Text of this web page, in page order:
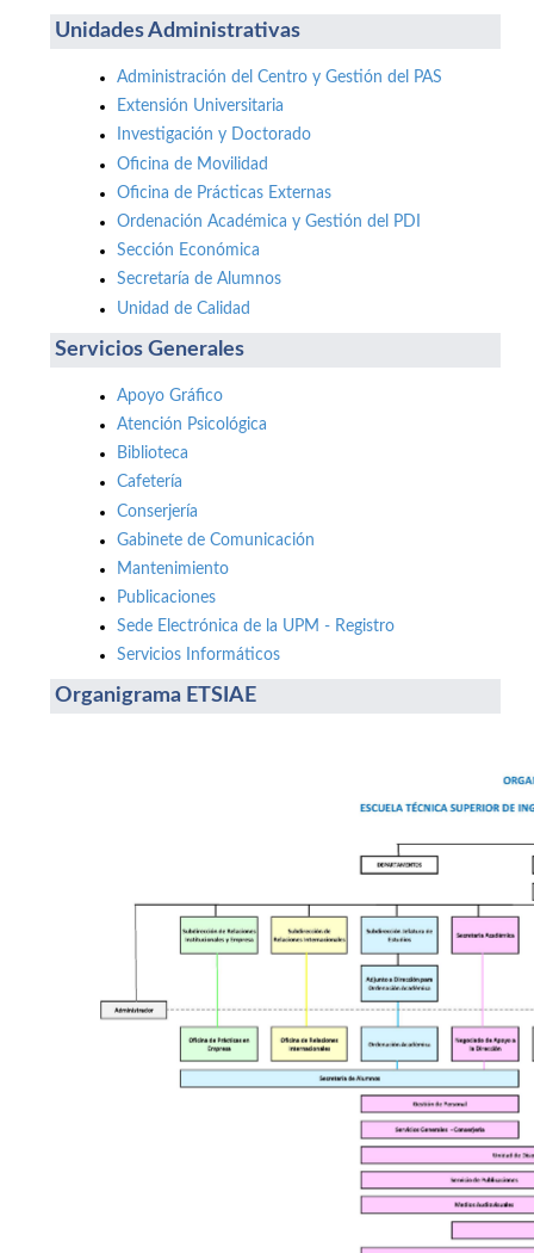
Unidades Administrativas
Administración del Centro y Gestión del PAS
Extensión Universitaria
Investigación y Doctorado
Oficina de Movilidad
Oficina de Prácticas Externas
Ordenación Académica y Gestión del PDI
Sección Económica
Secretaría de Alumnos
Unidad de Calidad
Servicios Generales
Apoyo Gráfico
Atención Psicológica
Biblioteca
Cafetería
Conserjería
Gabinete de Comunicación
Mantenimiento
Publicaciones
Sede Electrónica de la UPM - Registro
Servicios Informáticos
Organigrama ETSIAE